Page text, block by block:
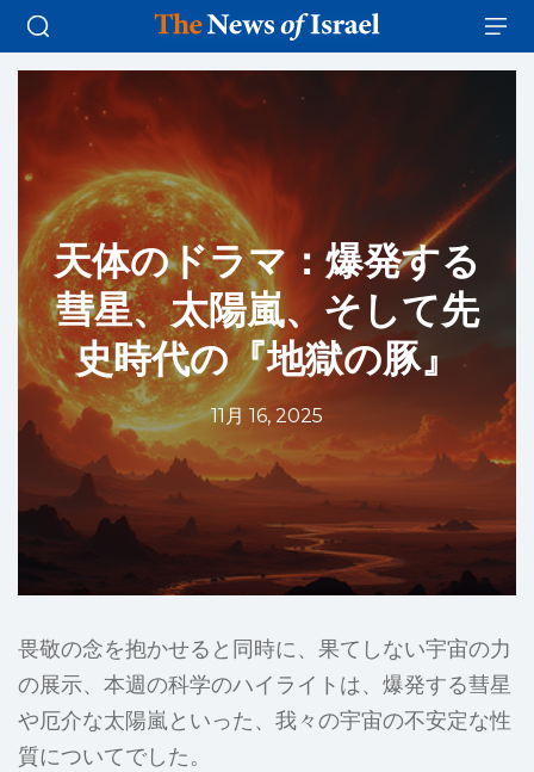
天体のドラマ：爆発する
彗星、太陽嵐、そして先
史時代の『地獄の豚』
11月 16, 2025
畏敬の念を抱かせると同時に、果てしない宇宙の力
の展示、本週の科学のハイライトは、爆発する彗星
や厄介な太陽嵐といった、我々の宇宙の不安定な性
質についてでした。